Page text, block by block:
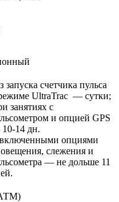
запуска счетчика пульса
UltraTrac — сутки;
занятиях с
и опцией GPS
14 дн.
опциями
слежения и
— не дольше 11